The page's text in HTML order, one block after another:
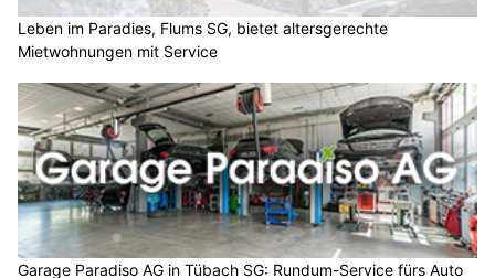
Leben im Paradies, Flums SG, bietet altersgerechte
Mietwohnungen mit Service
Garage Paradiso AG in Tübach SG: Rundum-Service fürs Auto